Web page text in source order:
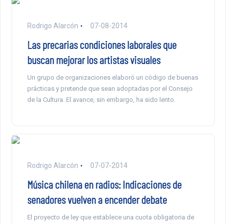
Rodrigo Alarcón 07-08-2014
Las precarias condiciones laborales que
buscan mejorar los artistas visuales
Un grupo de organizaciones elaboró un código de buenas
prácticas y pretende que sean adoptadas por el Consejo
de la Cultura. El avance, sin embargo, ha sido lento.
Rodrigo Alarcón 07-07-2014
Música chilena en radios: Indicaciones de
senadores vuelven a encender debate
El proyecto de ley que establece una cuota obligatoria de